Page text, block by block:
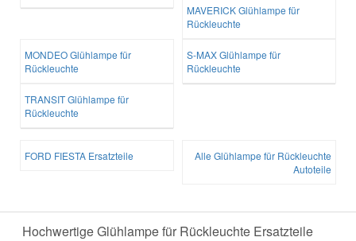
MAVERICK Glühlampe für
Rückleuchte
MONDEO Glühlampe für
Rückleuchte
S-MAX Glühlampe für
Rückleuchte
TRANSIT Glühlampe für
Rückleuchte
FORD FIESTA Ersatzteile
Alle Glühlampe für Rückleuchte
Autoteile
Hochwertige Glühlampe für Rückleuchte Ersatzteile
Porsche Ersatzteile
Seat Ersatzteile
Skoda Ersatzteile
Smart Ersatzteile